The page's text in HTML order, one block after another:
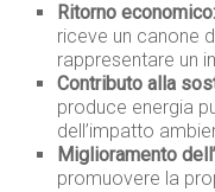
Ritorno economico:
riceve un canone
rappresentare un
Contributo alla
produce energia
dell’impatto
Miglioramento
promuovere la